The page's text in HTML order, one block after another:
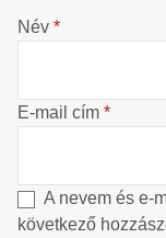
Név *
E-mail cím *
A nevem és e-
következő